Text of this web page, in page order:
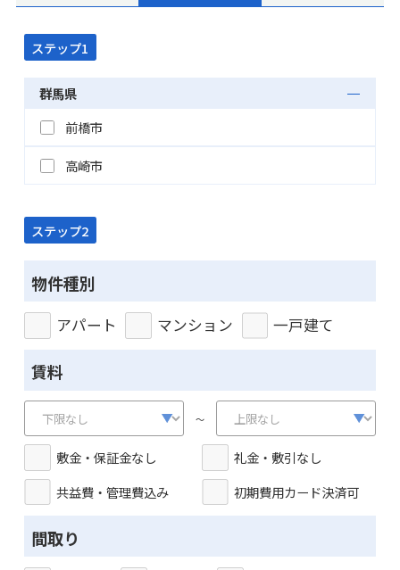
ステップ1
群馬県
前橋市
高崎市
ステップ2
物件種別
アパート マンション 一戸建て
賃料
～
敷金・保証金なし
礼金・敷引なし
共益費・管理費込み
初期費用カード決済可
間取り